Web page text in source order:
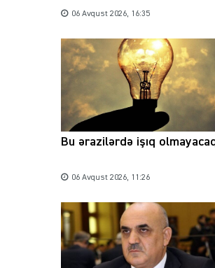
06 Avqust 2026, 16:35
Bu ərazilərdə işıq
06 Avqust 2026, 11:26